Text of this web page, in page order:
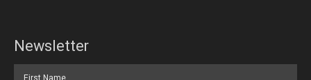
Newsletter